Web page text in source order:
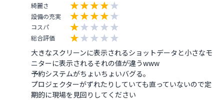
綺麗さ
設備の充実
コスパ
総合評価
大きなスクリーンに表示されるショットデータと小さなモ
ニターに表示されるそれの値が違うwww
予約システムがちょいちょいバグる。
プロジェクターがずれたりしていても直っていないので定
期的に現場を見回りしてください